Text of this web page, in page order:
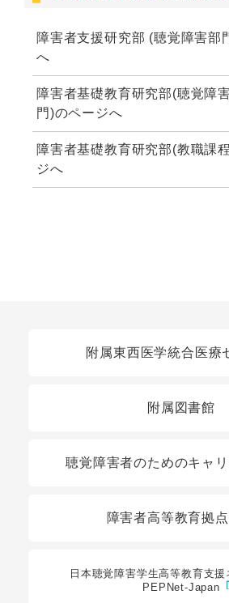
障害者支援研究部 (聴覚障害部
へ
障害者基礎教育研究部(聴覚障
門)のページへ
障害者基礎教育研究部(教職課
ジへ
附属東西医学統合医療
附属図書館
聴覚障害者のためのキャ
障害者高等教育拠
日本聴覚障害学生高等教育支援
PEPNet-Japan